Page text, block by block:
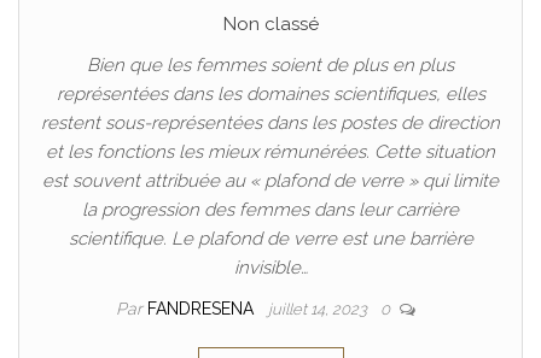
Non classé
Bien que les femmes soient de plus en plus
représentées dans les domaines scientifiques, elles
restent sous-représentées dans les postes de direction
et les fonctions les mieux rémunérées. Cette situation
est souvent attribuée au « plafond de verre » qui limite
la progression des femmes dans leur carrière
scientifique. Le plafond de verre est une barrière
invisible…
Par FANDRESENA juillet 14, 2023 0